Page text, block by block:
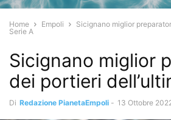
Home Empoli
Sicignano miglior
Serie A
Sicignano miglior
dei portieri
Di Redazione PianetaEmpoli - 13 Ottobre